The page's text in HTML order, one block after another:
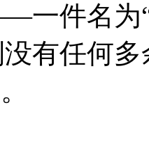
一件名为
有任何